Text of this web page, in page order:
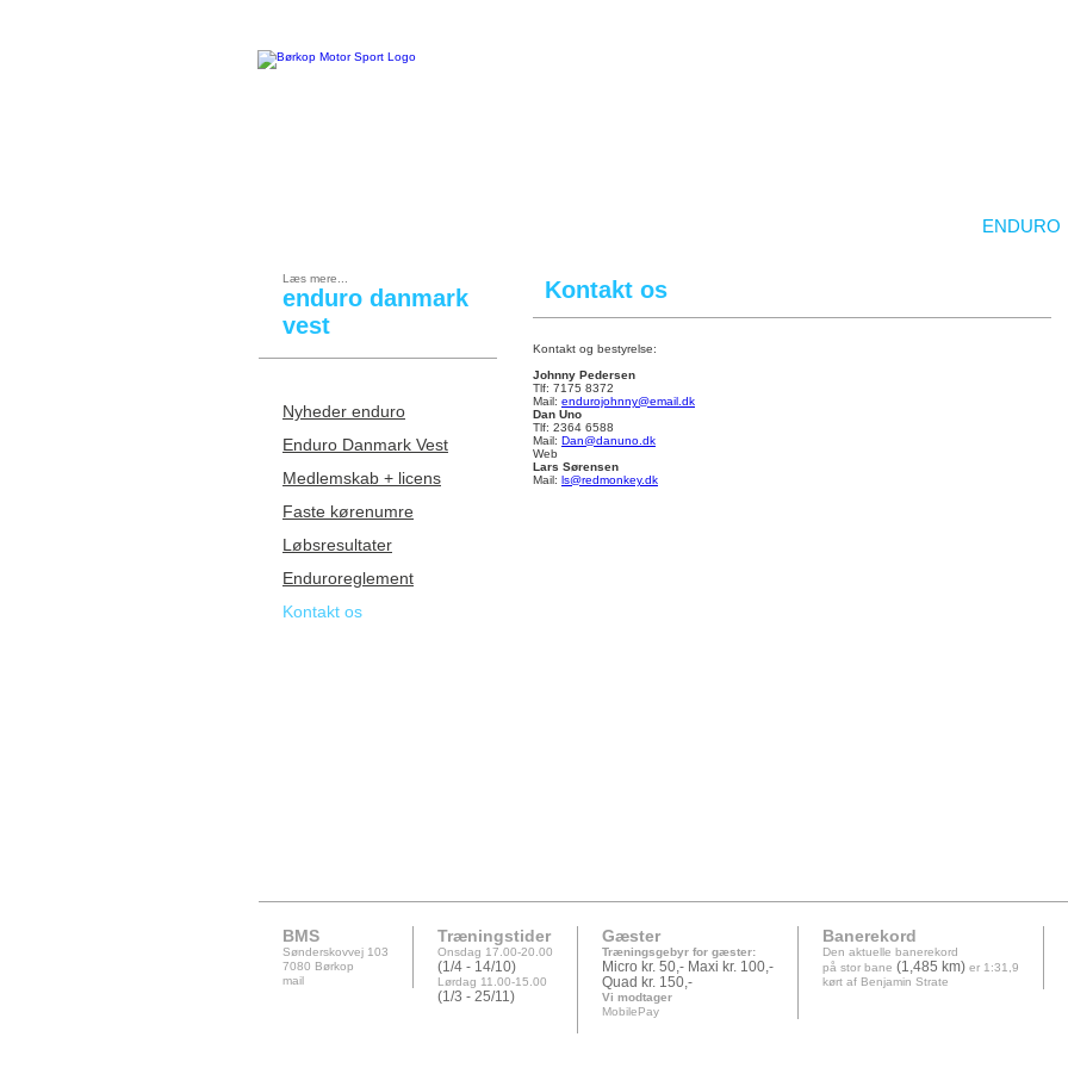
ENDURO
Læs mere...
enduro danmark
vest
Nyheder enduro
Enduro Danmark Vest
Medlemskab + licens
Faste kørenumre
Løbsresultater
Enduroreglement
Kontakt os
Kontakt os
Kontakt og bestyrelse:
Johnny Pedersen
Tlf: 7175 8372
Mail: endurojohnny@email.dk
Dan Uno
Tlf: 2364 6588
Mail: Dan@danuno.dk
Web
Lars Sørensen
Mail: ls@redmonkey.dk
BMS
Sønderskovvej 103
7080 Børkop
mail
Træningstider
Onsdag 17.00-20.00
(1/4 - 14/10)
Lørdag 11.00-15.00
(1/3 - 25/11)
Gæster
Træningsgebyr for gæster:
Micro kr. 50,- Maxi kr. 100,-
Quad kr. 150,-
Vi modtager
MobilePay
Banerekord
Den aktuelle banerekord
på stor bane (1,485 km) er 1:31,9
kørt af Benjamin Strate